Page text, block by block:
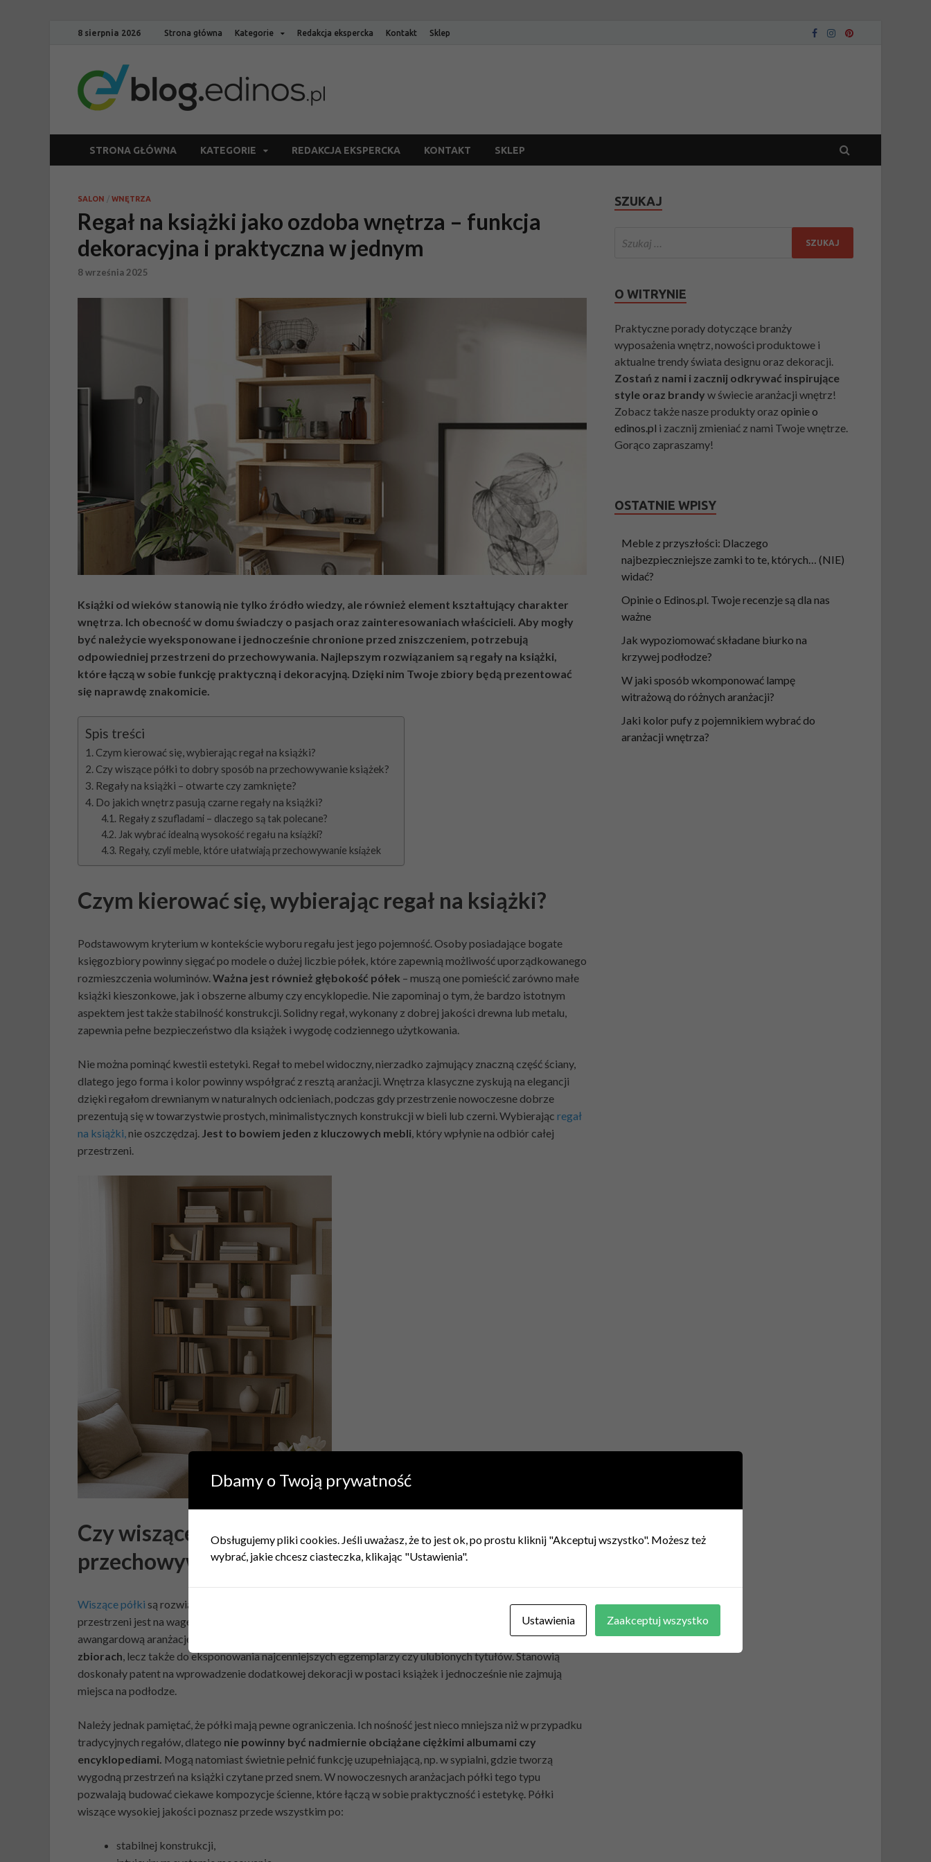
8 sierpnia 2026 Strona główna Kategorie Redakcja ekspercka Kontakt Sklep
STRONA GŁÓWNA KATEGORIE REDAKCJA EKSPERCKA KONTAKT SKLEP
SALON / WNĘTRZA
Regał na książki jako ozdoba wnętrza – funkcja
dekoracyjna i praktyczna w jednym
8 września 2025
Książki od wieków stanowią nie tylko źródło wiedzy, ale również element kształtujący charakter
wnętrza. Ich obecność w domu świadczy o pasjach oraz zainteresowaniach właścicieli. Aby mogły
być należycie wyeksponowane i jednocześnie chronione przed zniszczeniem, potrzebują
odpowiedniej przestrzeni do przechowywania. Najlepszym rozwiązaniem są regały na książki,
które łączą w sobie funkcję praktyczną i dekoracyjną. Dzięki nim Twoje zbiory będą prezentować
się naprawdę znakomicie.
Spis treści
Czym kierować się, wybierając regał na książki?
Czy wiszące półki to dobry sposób na przechowywanie książek?
Regały na książki – otwarte czy zamknięte?
Do jakich wnętrz pasują czarne regały na książki?
Regały z szufladami – dlaczego są tak polecane?
Jak wybrać idealną wysokość regału na książki?
Regały, czyli meble, które ułatwiają przechowywanie książek
Czym kierować się, wybierając regał na książki?
Podstawowym kryterium w kontekście wyboru regału jest jego pojemność. Osoby posiadające bogate
księgozbiory powinny sięgać po modele o dużej liczbie półek, które zapewnią możliwość uporządkowanego
rozmieszczenia woluminów.Ważna jest również głębokość półek – muszą one pomieścić zarówno małe
książki kieszonkowe, jak i obszerne albumy czy encyklopedie. Nie zapominaj o tym, że bardzo istotnym
aspektem jest także stabilność konstrukcji. Solidny regał, wykonany z dobrej jakości drewna lub metalu,
zapewnia pełne bezpieczeństwo dla książek i wygodę codziennego użytkowania.
Nie można pominąć kwestii estetyki. Regał to mebel widoczny, nierzadko zajmujący znaczną część ściany,
dlatego jego forma i kolor powinny współgrać z resztą aranżacji. Wnętrza klasyczne zyskują na elegancji
dzięki regałom drewnianym w naturalnych odcieniach, podczas gdy przestrzenie nowoczesne dobrze
prezentują się w towarzystwie prostych, minimalistycznych konstrukcji w bieli lub czerni. Wybierając regał
na książki,nie oszczędzaj. Jest to bowiem jeden z kluczowych mebli, który wpłynie na odbiór całej
przestrzeni.
Czy wiszące półki to dobry sposób na
przechowywanie książek?
Wiszące półki są rozwiązaniem chętnie wybieranym w mieszkaniach, w których każdy centymetr
przestrzeni jest na wagę złota. Dzięki nim można w pełni wykorzystać ściany i stworzyć lekką,
awangardową aranżację.
Półki dobrze sprawdzają się do przechowywania książek w mniejszych
zbiorach , lecz także do eksponowania najcenniejszych egzemplarzy czy ulubionych tytułów. Stanowią
doskonały patent na wprowadzenie dodatkowej dekoracji w postaci książek i jednocześnie nie zajmują
miejsca na podłodze.
Należy jednak pamiętać, że półki mają pewne ograniczenia. Ich nośność jest nieco mniejsza niż w przypadku
tradycyjnych regałów, dlatego nie powinny być nadmiernie obciążane ciężkimi albumami czy
encyklopediami. Mogą natomiast świetnie pełnić funkcję uzupełniającą, np. w sypialni, gdzie tworzą
wygodną przestrzeń na książki czytane przed snem. W nowoczesnych aranżacjach półki tego typu
pozwalają budować ciekawe kompozycje ścienne, które łączą w sobie praktyczność i estetykę. Półki
wiszące wysokiej jakości poznasz przede wszystkim po:
stabilnej konstrukcji,
SZUKAJ
O WITRYNIE
Praktyczne porady dotyczące branży
wyposażenia wnętrz, nowości produktowe i
aktualne trendy świata designu oraz dekoracji.
Zostań z nami i zacznij odkrywać inspirujące
style oraz brandy w świecie aranżacji wnętrz!
Zobacz także nasze produkty orazopinie o
edinos.pl i zacznij zmieniać z nami Twoje wnętrze.
Gorąco zapraszamy!
OSTATNIE WPISY
Meble z przyszłości: Dlaczego
najbezpieczniejsze zamki to te, których… (NIE)
widać?
Opinie o Edinos.pl. Twoje recenzje są dla nas
ważne
Jak wypoziomować składane biurko na
krzywej podłodze?
W jaki sposób wkomponować lampę
witrażową do różnych aranżacji?
Jaki kolor pufy z pojemnikiem wybrać do
aranżacji wnętrza?
Dbamy o Twoją prywatność
Obsługujemy pliki cookies. Jeśli uważasz, że to jest ok, po prostu kliknij "Akceptuj wszystko". Możesz też
wybrać, jakie chcesz ciasteczka, klikając "Ustawienia".
Ustawienia Zaakceptuj wszystko